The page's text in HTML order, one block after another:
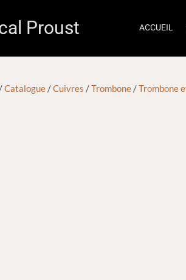
Proust ACCUEIL
/Catalogue /Cuivres /Trombone /Trombone